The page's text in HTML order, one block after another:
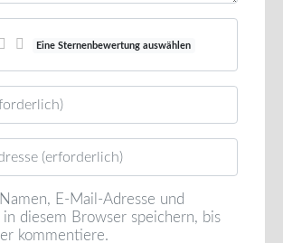
Eine Sternenbewertung auswählen
E-Mail-Adresse und
diesem Browser speichern, bis
kommentiere.